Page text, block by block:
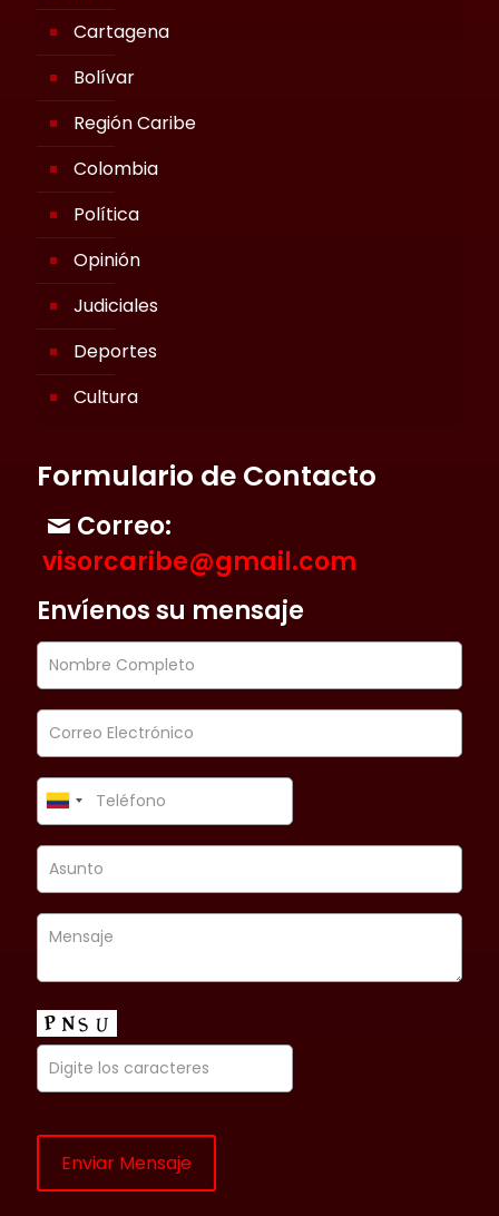
Cartagena
Bolívar
Región Caribe
Colombia
Política
Opinión
Judiciales
Deportes
Cultura
Formulario de Contacto
Correo:
visorcaribe@gmail.com
Envíenos su mensaje